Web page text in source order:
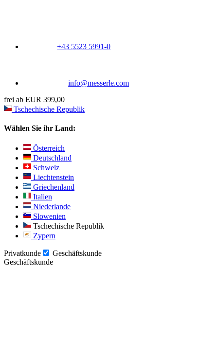
+43 5523 5991-0
info@messerle.com
frei ab EUR 399,00
Tschechische Republik
Wählen Sie ihr Land:
Österreich
Deutschland
Schweiz
Liechtenstein
Griechenland
Italien
Niederlande
Slowenien
Tschechische Republik
Zypern
Privatkunde
Geschäftskunde
Geschäftskunde